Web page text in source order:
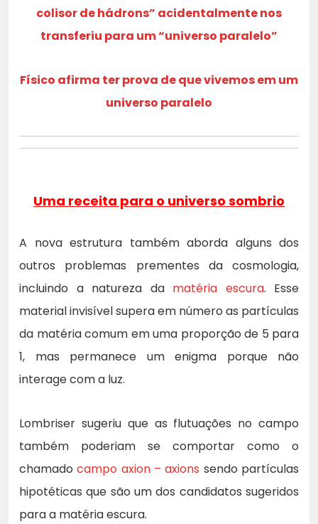
colisor de hádrons” acidentalmente nos
transferiu para um “universo paralelo”
Físico afirma ter prova de que vivemos em um
universo paralelo
Uma receita para o universo sombrio
A nova estrutura também aborda alguns dos
outros problemas prementes da cosmologia,
incluindo a natureza da matéria escura. Esse
material invisível supera em número as partículas
da matéria comum em uma proporção de 5 para
1, mas permanece um enigma porque não
interage com a luz.
Lombriser sugeriu que as flutuações no campo
também poderiam se comportar como o
chamadocampo axion – axions sendo partículas
hipotéticas que são um dos candidatos sugeridos
para a matéria escura.